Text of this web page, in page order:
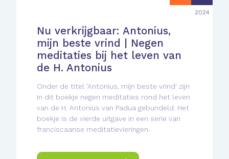
2024
Nu verkrijgbaar: Antonius,
mijn beste vrind | Negen
meditaties bij het leven van
de H. Antonius
Onder de titel 'Antonius, mijn beste vrind' zijn
in dit boekje negen meditaties rond het leven
van de H. Antonius van Padua gebundeld. Het
boekje is de vierde uitgave in een serie van
franciscaanse meditatievieringen.